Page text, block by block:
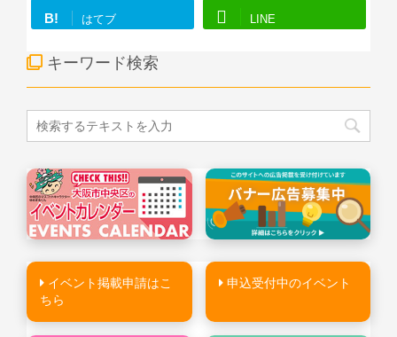
B! はてブ LINE
キーワード検索
イベント掲載申請はこ
ちら
申込受付中のイベント